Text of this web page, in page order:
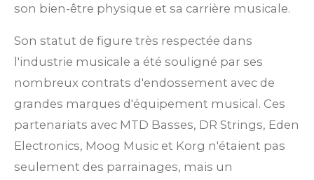
son bien-être physique et sa carrière musicale.
Son statut de figure très respectée dans
l'industrie musicale a été souligné par ses
nombreux contrats d'endossement avec de
grandes marques d'équipement musical. Ces
partenariats avec MTD Basses, DR Strings, Eden
Electronics, Moog Music et Korg n'étaient pas
seulement des parrainages, mais un